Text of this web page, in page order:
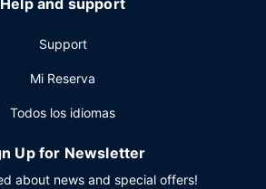
Help and support
Support
Mi Reserva
Todos los idiomas
Up for Newsletter
about news and special offers!